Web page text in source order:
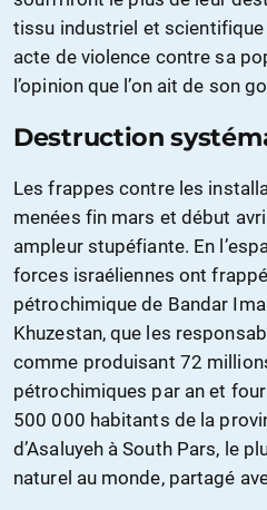
tissu industriel et scientifique
acte de violence contre sa
l’opinion que l’on ait de son
Destruction
Les frappes contre les
menées fin mars et début
ampleur stupéfiante. En
forces israéliennes ont
pétrochimique de Bandar
Khuzestan, que les
comme produisant 72
pétrochimiques par an et
500 000 habitants de la
d’Asaluyeh à South Pars, le
naturel au monde, partagé